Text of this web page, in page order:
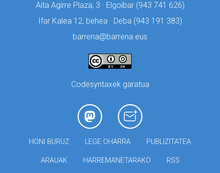
Aita Agirre Plaza, 3 · Elgoibar (943 741 626)
Ifar Kalea 12, behea · Deba (943 191 383)
barrena@barrena.eus
Codesyntaxek garatua
HONI BURUZ LEGE OHARRA PUBLIZITATEA
ARAUAK HARREMANETARAKO RSS